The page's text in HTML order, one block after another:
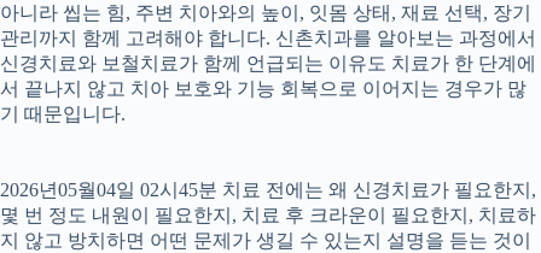
아니라 씹는 힘, 주변 치아와의 높이, 잇몸 상태, 재료 선택, 장기
관리까지 함께 고려해야 합니다. 신촌치과를 알아보는 과정에서
신경치료와 보철치료가 함께 언급되는 이유도 치료가 한 단계에
서 끝나지 않고 치아 보호와 기능 회복으로 이어지는 경우가 많
기 때문입니다.
2026년05월04일 02시45분 치료 전에는 왜 신경치료가 필요한지,
몇 번 정도 내원이 필요한지, 치료 후 크라운이 필요한지, 치료하
지 않고 방치하면 어떤 문제가 생길 수 있는지 설명을 듣는 것이